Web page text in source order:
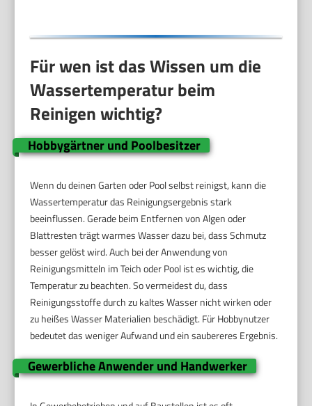
Für wen ist das Wissen um die
Wassertemperatur beim
Reinigen wichtig?
Hobbygärtner und Poolbesitzer
Wenn du deinen Garten oder Pool selbst reinigst, kann die
Wassertemperatur das Reinigungsergebnis stark
beeinflussen. Gerade beim Entfernen von Algen oder
Blattresten trägt warmes Wasser dazu bei, dass Schmutz
besser gelöst wird. Auch bei der Anwendung von
Reinigungsmitteln im Teich oder Pool ist es wichtig, die
Temperatur zu beachten. So vermeidest du, dass
Reinigungsstoffe durch zu kaltes Wasser nicht wirken oder
zu heißes Wasser Materialien beschädigt. Für Hobbynutzer
bedeutet das weniger Aufwand und ein saubereres Ergebnis.
Gewerbliche Anwender und Handwerker